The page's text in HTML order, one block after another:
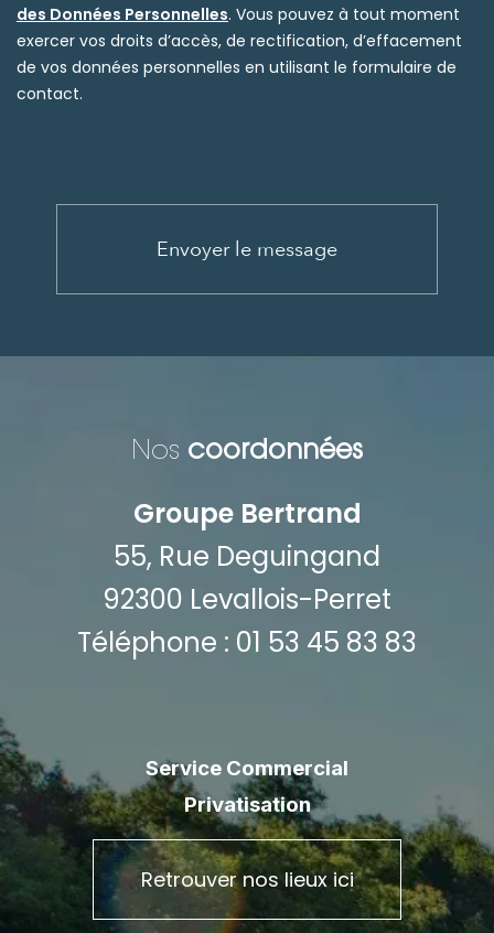
des Données Personnelles. Vous pouvez à tout moment
exercer vos droits d’accès, de rectification, d’effacement
de vos données personnelles en utilisant le formulaire de
contact.
Nos coordonnées
Groupe Bertrand
55, Rue Deguingand
92300 Levallois-Perret
Téléphone : 01 53 45 83 83
Service Commercial
Privatisation
Retrouver nos lieux ici